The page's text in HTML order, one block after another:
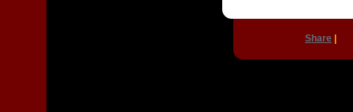
Share